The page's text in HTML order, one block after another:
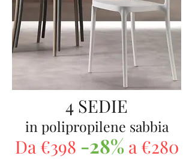
4 SEDIE
in polipropilene sabbia
Da €398 -28%a €280